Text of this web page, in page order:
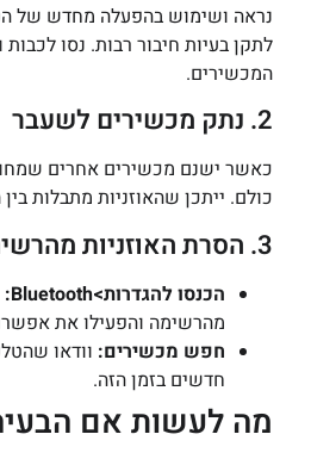
נראה ושימוש בהפעלה מחדש של
לתקן בעיות חיבור רבות. נסו
המכשירים.
2. נתק מכשירים לשעבר
כאשר ישנם מכשירים אחרים
כולם. ייתכן שהאוזניות מתבלות
3. הסרת האוזניות מהרשימה
הכנסו להגדרות>Bluetooth:
מהרשימה והפעילו את
חפש מכשירים: וודאו
חדשים בזמן הזה.
מה לעשות אם